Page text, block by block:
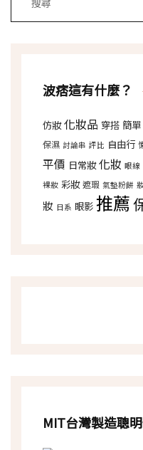
波痞這有什麼？
仿妝 化妝品 穿搭 簡單
保濕 討論串 評比 自由行
平價 日常妝 化妝 眼線
裸妝 彩妝 遮瑕 氣墊粉餅
妝 日系 眼影 推薦
MIT台灣製造聰